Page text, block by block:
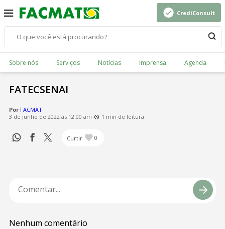
CrediConsult
Sobre nós Serviços Notícias Imprensa Agenda
FATECSENAI
Por FACMAT
3 de junho de 2022 às 12:00 am
1 min de leitura
Curtir 0
Nenhum comentário